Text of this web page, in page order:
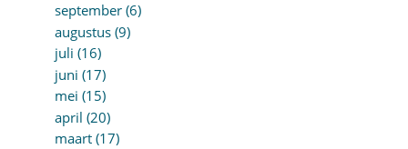
september (6)
augustus (9)
juli (16)
juni (17)
mei (15)
april (20)
maart (17)